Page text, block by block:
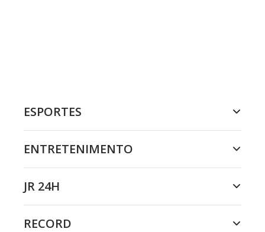
ESPORTES
ENTRETENIMENTO
JR 24H
RECORD